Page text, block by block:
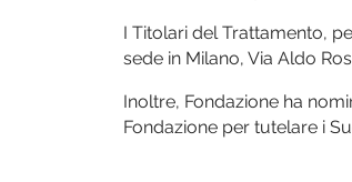
I Titolari del Trattamento,
sede in Milano, Via Aldo
Inoltre, Fondazione ha
Fondazione per tutelare i